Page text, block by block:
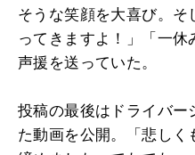
そうな笑顔を大喜び。
ってきますよ！」「一休
声援を送っていた。
投稿の最後はドライバー
た動画を公開。「悲し